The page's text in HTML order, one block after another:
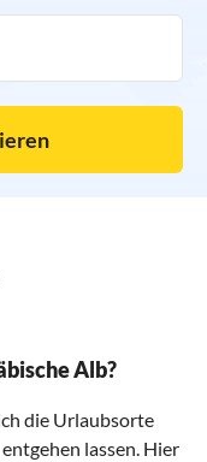
Alb?
die Urlaubsorte
lassen. Hier